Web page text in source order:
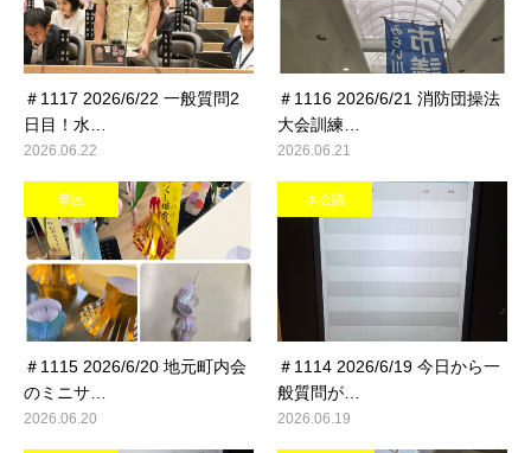
＃1117 2026/6/22 一般質問2
日目！水…
2026.06.22
＃1116 2026/6/21 消防団操法
大会訓練…
2026.06.21
幸区
＃1115 2026/6/20 地元町内会
のミニサ…
2026.06.20
本会議
＃1114 2026/6/19 今日から一
般質問が…
2026.06.19